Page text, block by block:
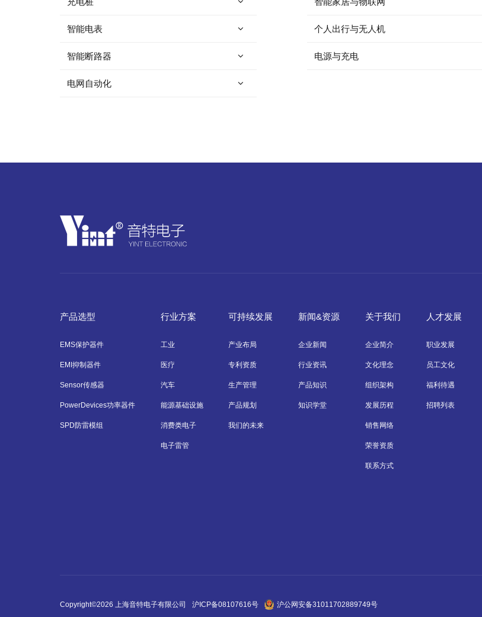
智能电表
智能断路器
电网自动化
个人出行与无人机
电源与充电
产品选型
EMS保护器件
EMI抑制器件
Sensor传感器
PowerDevices功率器件
SPD防雷模组
行业方案
工业
医疗
汽车
能源基础设施
消费类电子
电子雷管
可持续发展
产业布局
专利资质
生产管理
产品规划
我们的未来
新闻&资源
企业新闻
行业资讯
产品知识
知识学堂
关于我们
企业简介
文化理念
组织架构
发展历程
销售网络
荣誉资质
联系方式
人才发展
职业发展
员工文化
福利待遇
招聘列表
Copyright©2026 上海音特电子有限公司 沪ICP备08107616号 沪公网安备31011702889749号